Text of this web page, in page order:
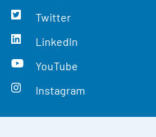
Twitter
LinkedIn
YouTube
Instagram